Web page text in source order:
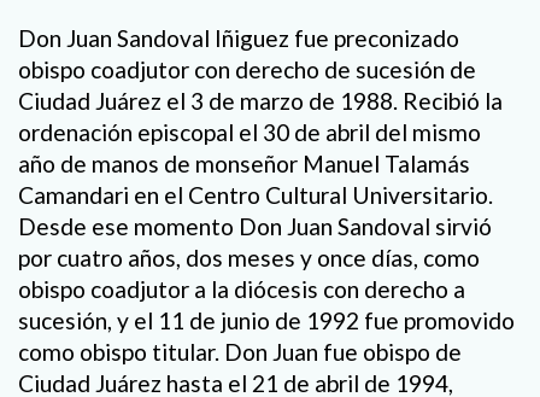
Don Juan Sandoval Iñiguez fue preconizado
obispo coadjutor con derecho de sucesión de
Ciudad Juárez el 3 de marzo de 1988. Recibió la
ordenación episcopal el 30 de abril del mismo
año de manos de monseñor Manuel Talamás
Camandari en el Centro Cultural Universitario.
Desde ese momento Don Juan Sandoval sirvió
por cuatro años, dos meses y once días, como
obispo coadjutor a la diócesis con derecho a
sucesión, y el 11 de junio de 1992 fue promovido
como obispo titular. Don Juan fue obispo de
Ciudad Juárez hasta el 21 de abril de 1994,